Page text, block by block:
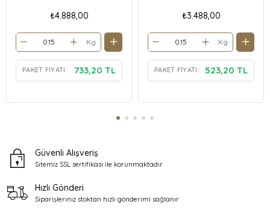
₺4.888,00
Kg
PAKET FIYATI: 733,20 TL
₺3.488,00
Kg
PAKET FIYATI: 523,20 TL
Güvenli Alışveriş
Sitemiz SSL sertifikası ile korunmaktadır
Hızlı Gönderi
Siparişleriniz stoktan hızlı gönderimi sağlanır